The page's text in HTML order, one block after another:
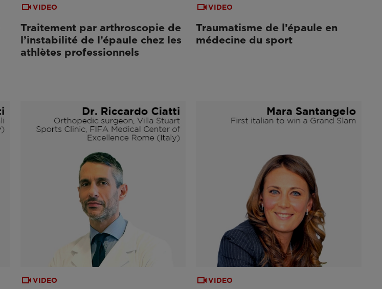
VIDEO
Traitement par arthroscopie de
l’instabilité de l’épaule chez les
athlètes professionnels
VIDEO
Traumatisme de l’épaule en
médecine du sport
VIDEO VIDEO